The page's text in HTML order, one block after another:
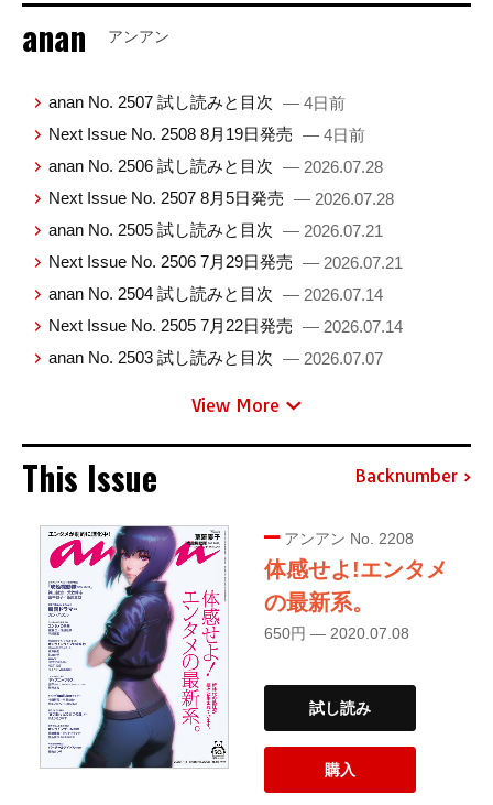
anan アンアン
anan No. 2507 試し読みと目次 — 4日前
Next Issue No. 2508 8月19日発売 — 4日前
anan No. 2506 試し読みと目次 — 2026.07.28
Next Issue No. 2507 8月5日発売 — 2026.07.28
anan No. 2505 試し読みと目次 — 2026.07.21
Next Issue No. 2506 7月29日発売 — 2026.07.21
anan No. 2504 試し読みと目次 — 2026.07.14
Next Issue No. 2505 7月22日発売 — 2026.07.14
anan No. 2503 試し読みと目次 — 2026.07.07
View More
This Issue Backnumber
アンアン No. 2208
体感せよ!エンタメ
の最新系。
650円 — 2020.07.08
試し読み
購入